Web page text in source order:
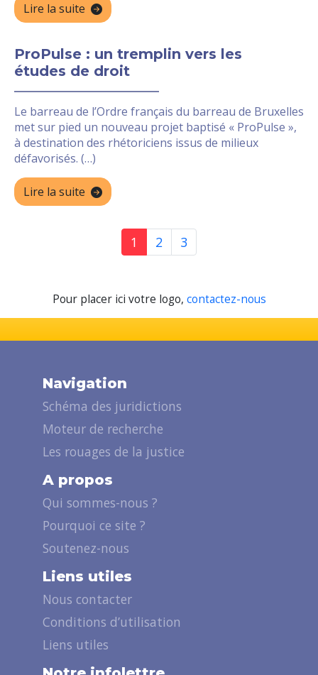
Lire la suite
ProPulse : un tremplin vers les
études de droit
Le barreau de l’Ordre français du barreau de Bruxelles
met sur pied un nouveau projet baptisé « ProPulse »,
à destination des rhétoriciens issus de milieux
défavorisés. (…)
Lire la suite
1 2 3
Pour placer ici votre logo, contactez-nous
Navigation
Schéma des juridictions
Moteur de recherche
Les rouages de la justice
A propos
Qui sommes-nous ?
Pourquoi ce site ?
Soutenez-nous
Liens utiles
Nous contacter
Conditions d’utilisation
Liens utiles